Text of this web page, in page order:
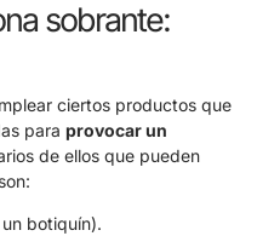
sobrante:
ciertos productos que
para provocar un
de ellos que pueden
botiquín).